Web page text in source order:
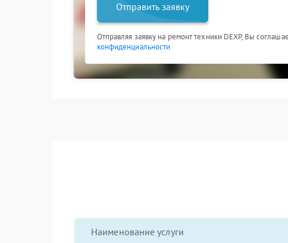
Отправить заявку
Отправляя заявку на ремонт техники DEXP, Вы
конфиденциальности
Наименование услуги